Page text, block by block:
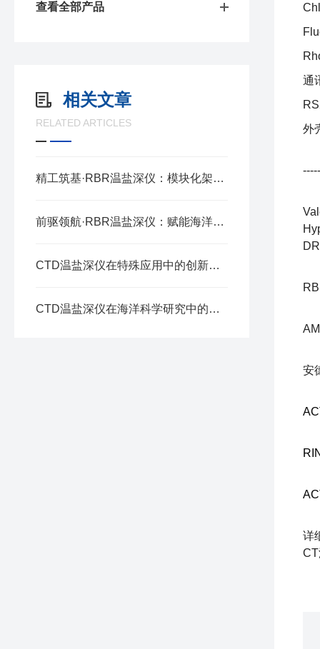
查看全部产品
相关文章
RELATED ARTICLES
精工筑基·RBR温盐深仪：模块化架构的协同奥秘
前驱领航·RBR温盐深仪：赋能海洋探测的精准标尺
CTD温盐深仪在特殊应用中的创新与实践
CTD温盐深仪在海洋科学研究中的应用与价值
通
外
DR
安
详
CT